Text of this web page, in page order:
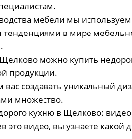
мебели мы используем
в мире
можно купить
продукции.
создавать уникальный
множество.
кухню в Щелково: видео
это видео, вы узнаете какой